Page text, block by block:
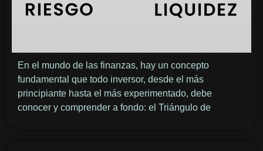
En el mundo de las finanzas, hay un concepto
fundamental que todo inversor, desde el más
principiante hasta el más experimentado, debe
conocer y comprender a fondo: el Triángulo de